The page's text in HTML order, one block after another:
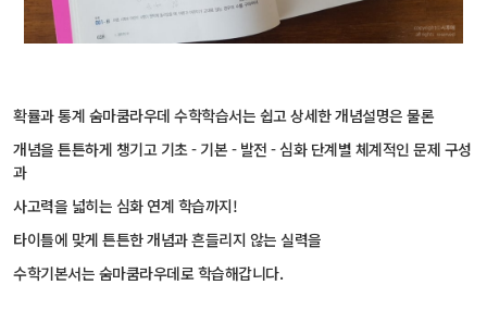
확률과 통계 숨마쿰라우데 수학학습서는 쉽고 상세한 개념설명은 물론
개념을 튼튼하게 챙기고 기초 - 기본 - 발전 - 심화 단계별 체계적인 문제 구성
과
사고력을 넓히는 심화 연계 학습까지!
타이틀에 맞게 튼튼한 개념과 흔들리지 않는 실력을
수학기본서는 숨마쿰라우데로 학습해갑니다.